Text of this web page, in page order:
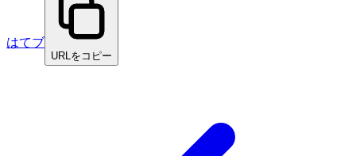
はてブ
URLをコピー